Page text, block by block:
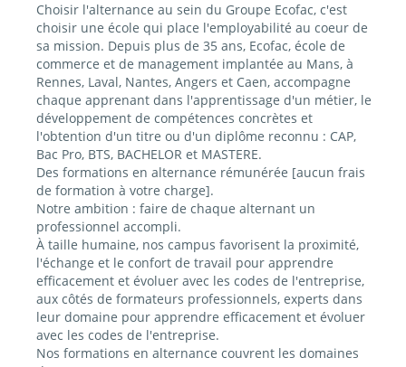
Choisir l'alternance au sein du Groupe Ecofac, c'est
choisir une école qui place l'employabilité au coeur de
sa mission. Depuis plus de 35 ans, Ecofac, école de
commerce et de management implantée au Mans, à
Rennes, Laval, Nantes, Angers et Caen, accompagne
chaque apprenant dans l'apprentissage d'un métier, le
développement de compétences concrètes et
l'obtention d'un titre ou d'un diplôme reconnu : CAP,
Bac Pro, BTS, BACHELOR et MASTERE.
Des formations en alternance rémunérée [aucun frais
de formation à votre charge].
Notre ambition : faire de chaque alternant un
professionnel accompli.
À taille humaine, nos campus favorisent la proximité,
l'échange et le confort de travail pour apprendre
efficacement et évoluer avec les codes de l'entreprise,
aux côtés de formateurs professionnels, experts dans
leur domaine pour apprendre efficacement et évoluer
avec les codes de l'entreprise.
Nos formations en alternance couvrent les domaines